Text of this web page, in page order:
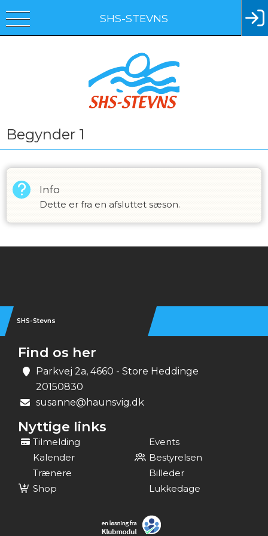
SHS-STEVNS
Begynder 1
Info
Dette er fra en afsluttet sæson.
SHS-Stevns
Find os her
Parkvej 2a, 4660 - Store Heddinge
20150830
susanne@haunsvig.dk
Nyttige links
Tilmelding
Events
Kalender
Bestyrelsen
Trænere
Billeder
Shop
Lukkedage